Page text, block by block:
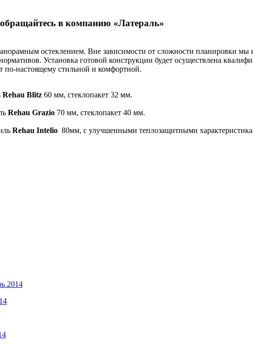
в компанию «Латераль»
остеклением. Вне зависимости от сложности планировки мы
Установка готовой конструкции будет осуществлена
по-настоящему стильной и комфортной.
Rehau Blitz 60 мм, стеклопакет 32 мм.
Rehau Grazio 70 мм, стеклопакет 40 мм.
Rehau Intelio 80мм, с улучшенными теплозащитными
2014